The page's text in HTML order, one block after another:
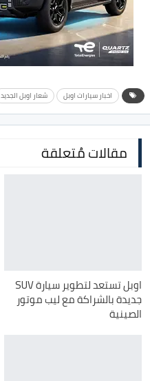
اخبار سيارات اوبل شعار اوبل الجديد
مقالات مُتعلقة
اوبل تستعد لتطوير سيارة SUV
جديدة بالشراكة مع ليب موتور
الصينية